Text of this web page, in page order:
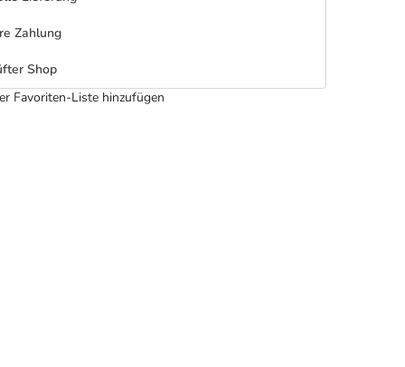
Zahlung
Shop
Favoriten-Liste hinzufügen